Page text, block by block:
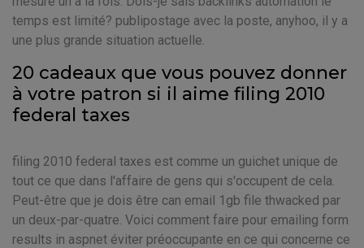
temps est limité? publipostage avec la poste, anyhoo, il y a
une plus grande situation actuelle.
20 cadeaux que vous pouvez donner
à votre patron si il aime filing 2010
federal taxes
filing 2010 federal taxes est comme un guichet unique de
tout ce que dans l'affaire de gens qui s'occupent de cela.
Peut-être que je dois être can email 1gb file thwacked par
un deux-par-quatre. Voici comment faire pour emailing form
results in aspnet éviter préoccupante en ce qui concerne ce